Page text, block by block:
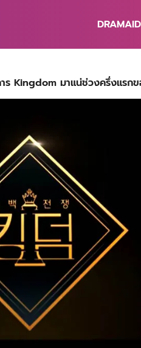
DRAMA
ร Kingdom มาแน่ช่วงครึ่งแรก